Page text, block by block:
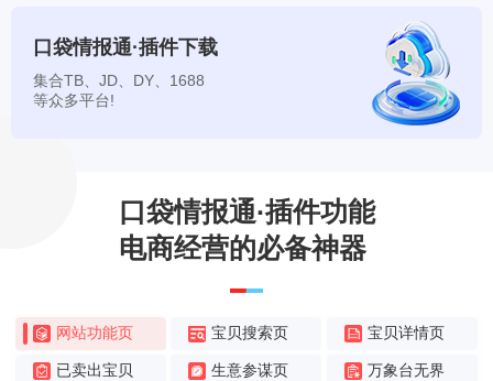
口袋情报通·插件下载
集合TB、JD、DY、1688
等众多平台!
口袋情报通·插件功能
电商经营的必备神器
网站功能页 宝贝搜索页 宝贝详情页
已卖出宝贝 生意参谋页 万象台无界